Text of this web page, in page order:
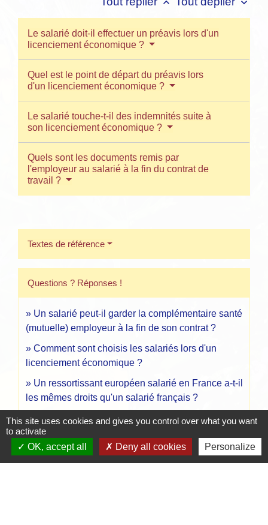
Le salarié doit-il effectuer un préavis lors d'un
licenciement économique ?
Quel est le point de départ du préavis lors
d'un licenciement économique ?
Le salarié touche-t-il des indemnités suite à
son licenciement économique ?
Quels sont les documents remis par
l'employeur au salarié à la fin du contrat de
travail ?
Textes de référence
Questions ? Réponses !
Un salarié peut-il garder la complémentaire santé
(mutuelle) employeur à la fin de son contrat ?
Comment sont choisis les salariés lors d'un
licenciement économique ?
Un ressortissant européen salarié en France a-t-il
les mêmes droits qu'un salarié français ?
Signaler une erreur sur cette page
This site uses cookies and gives you control over what you want
to activate
OK, accept all
Deny all cookies Personalize